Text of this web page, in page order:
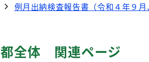
例月出納検査報告書（令和４年９
都全体 関連ページ